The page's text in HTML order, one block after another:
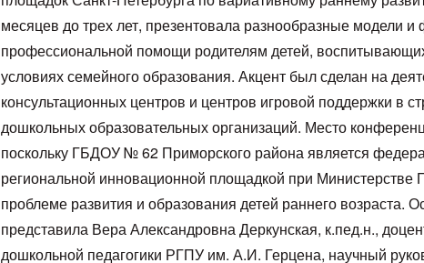
месяцев до трех лет, презентовала разнообразные модели
профессиональной помощи родителям детей,
условиях семейного образования. Акцент был сделан на
консультационных центров и центров игровой поддержки в
дошкольных образовательных организаций. Место
поскольку ГБДОУ № 62 Приморского района является
региональной инновационной площадкой при
проблеме развития и образования детей раннего возраста.
представила Вера Александровна Деркунская, к.пед.н.,
дошкольной педагогики РГПУ им. А.И. Герцена, научный